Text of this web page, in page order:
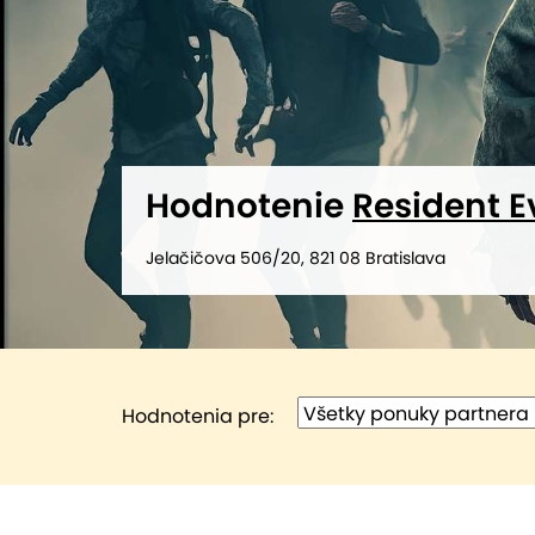
Hodnotenie Resident
Jelačičova 506/20, 821 08 Bratislava
Hodnotenia pre: